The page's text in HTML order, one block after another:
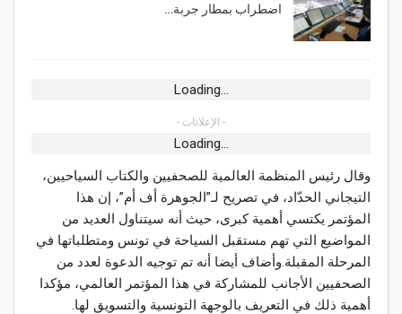
اضطراب بمطار جربة…
Loading...
- الإعلانات -
Loading...
وقال رئيس المنظمة العالمية للصحفيين والكتاب السياحيين،
التيجاني الحدّاد، في تصريح لـ”الجوهرة أف أم”، إن هذا
المؤتمر يكتسي أهمية كبرى، حيث أنه سيتناول العديد من
المواضيع التي تهم مستقبل السياحة في تونس ومتطلباتها في
المرحلة المقبلة.وأضاف أيضا أنه تم توجيه الدعوة لعدد من
الصحفيين الأجانب للمشاركة في هذا المؤتمر العالمي، مؤكدا
أهمية ذلك في التعريف بالوجهة التونسية والتسويق لها.